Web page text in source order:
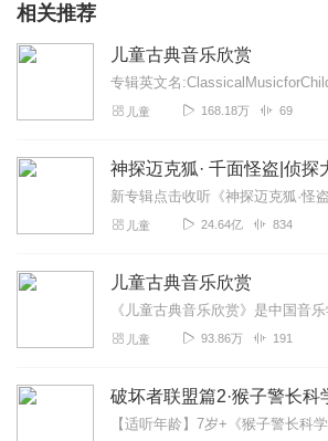
相关推荐
儿童古典音乐欣赏
儿童 168.18万 69
儿童 24.64亿 834
儿童古典音乐欣赏
儿童 93.86万 191